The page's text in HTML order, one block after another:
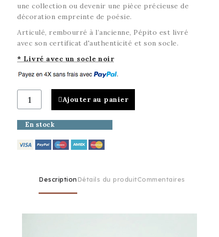
une collection ou devenir une pièce précieuse de
décoration empreinte de poésie.
Articulé, rembourré à l’ancienne, Pépito est livré
avec son certificat d'authenticité et son socle.
* Livré avec un socle noir
Ajouter au panier
En stock
DescriptionDétails du produitCommentaires